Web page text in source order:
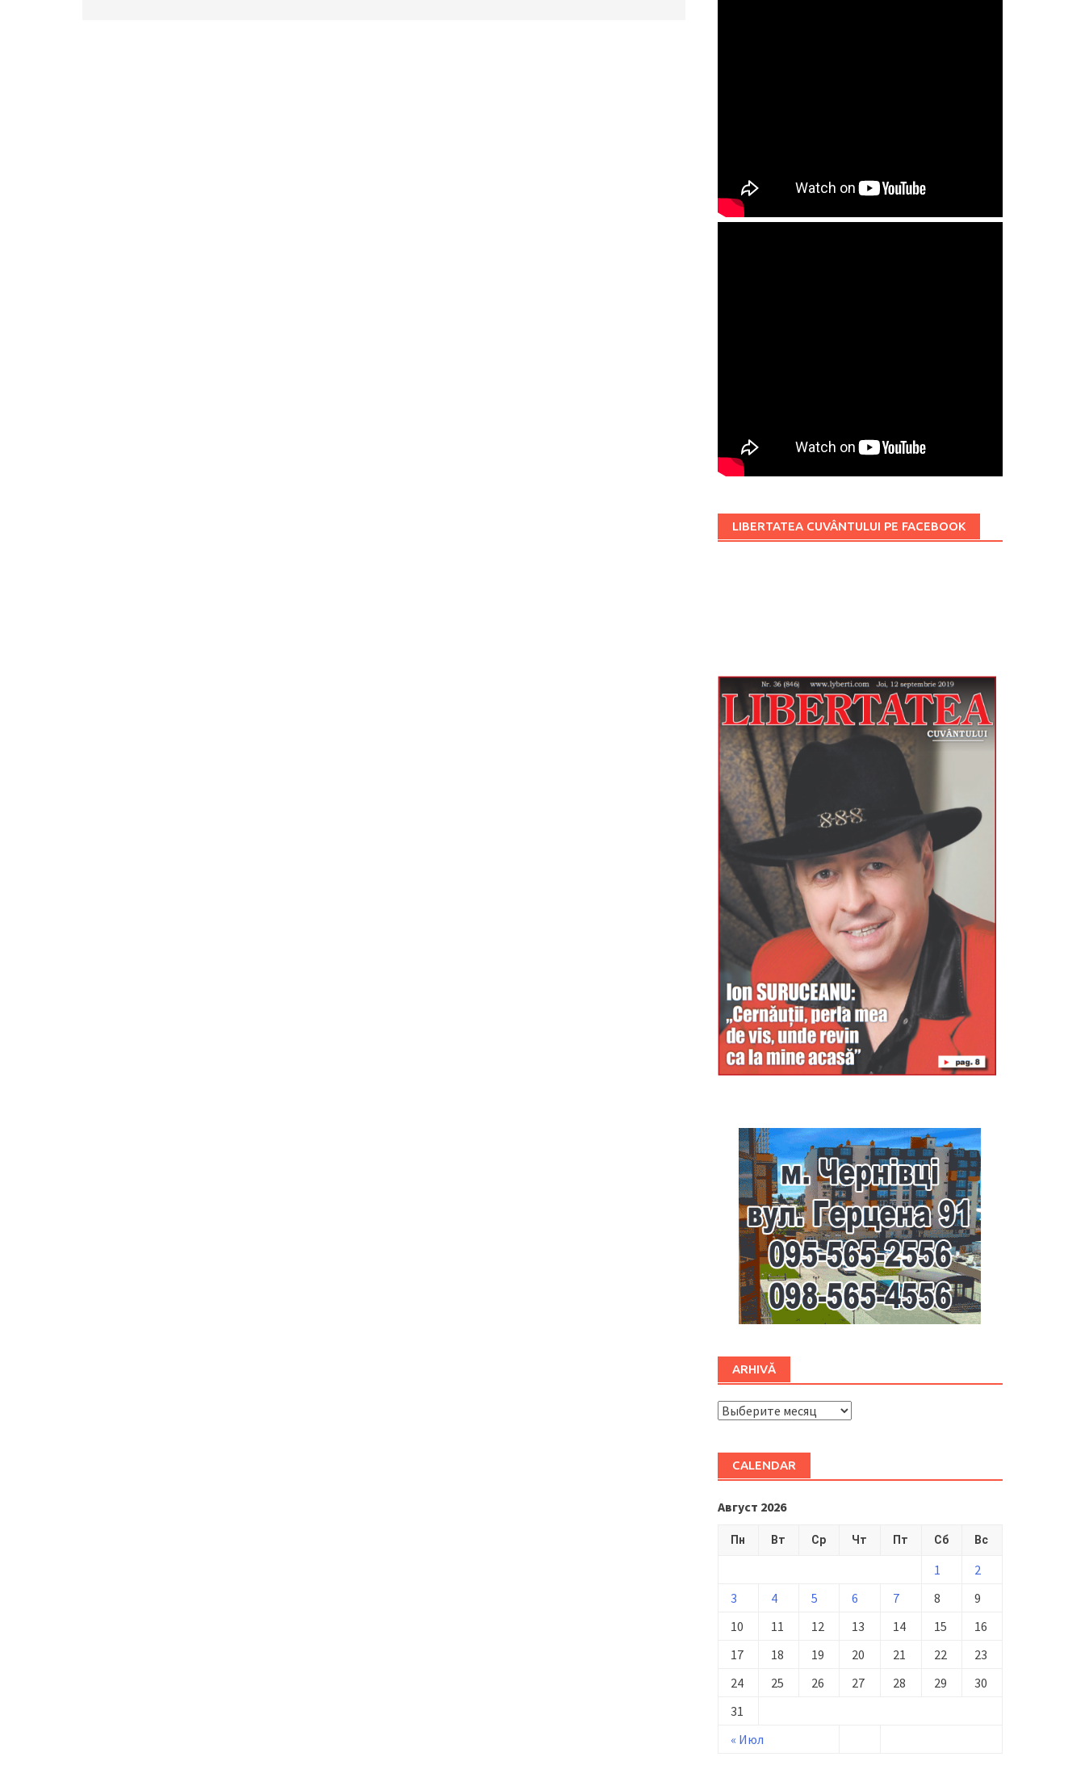
LIBERTATEA CUVÂNTULUI PE FACEBOOK
ARHIVĂ
ARHIVĂ
CALENDAR
Август 2026
Пн Вт Ср Чт Пт Сб Вс
« Июл
1
2
3
4 5 6 7 8
9
10
11 12 13 14 15
16
17
18 19 20 21 22
23
24
25 26 27 28 29
30
31